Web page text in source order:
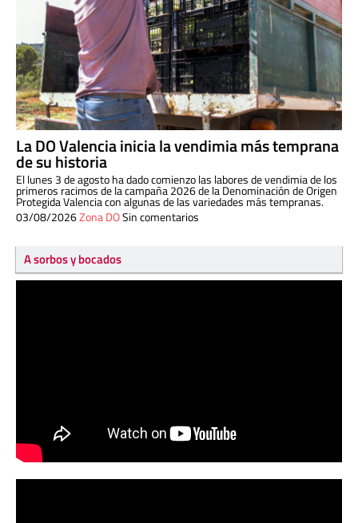
La DO Valencia inicia la vendimia más temprana
de su historia
El lunes 3 de agosto ha dado comienzo las labores de vendimia de los
primeros racimos de la campaña 2026 de la Denominación de Origen
Protegida Valencia con algunas de las variedades más tempranas.
03/08/2026Zona DOSin comentarios
A sorbos y bocados